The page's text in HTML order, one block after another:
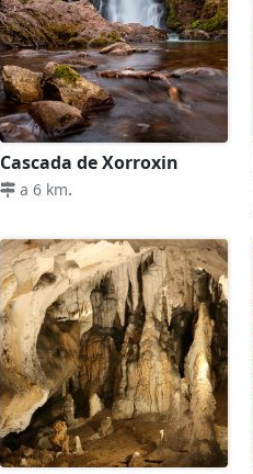
Cascada de Xorroxin
a 6 km.